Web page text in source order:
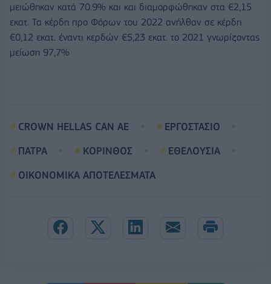
μειώθηκαν κατά 70.9% και και διαμορφώθηκαν στα €2,15
εκατ. Τα κέρδη προ Φόρων του 2022 ανήλθαν σε κέρδη
€0,12 εκατ. έναντι κερδών €5,23 εκατ. το 2021 γνωρίζοντας
μείωση 97,7%
CROWN HELLAS CAN AE
ΕΡΓΟΣΤΑΣΙΟ
ΠΑΤΡΑ
ΚΟΡΙΝΘΟΣ
ΕΘΕΛΟΥΣΙΑ
ΟΙΚΟΝΟΜΙΚΑ ΑΠΟΤΕΛΕΣΜΑΤΑ